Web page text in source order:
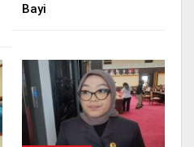
Bayi